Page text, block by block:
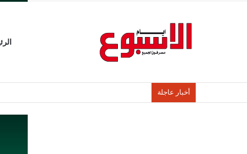
أخبار عاجلة